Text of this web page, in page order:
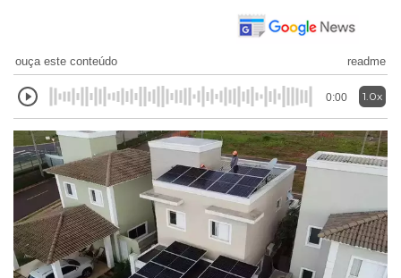
ouça este conteúdo readme
0:00 1.0x